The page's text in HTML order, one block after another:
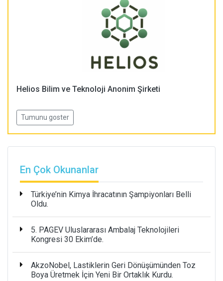
Helios Bilim ve Teknoloji Anonim Şirketi
Tumunu goster
En Çok Okunanlar
Türkiye’nin Kimya İhracatının Şampiyonları Belli
Oldu.
5. PAGEV Uluslararası Ambalaj Teknolojileri
Kongresi 30 Ekim’de.
AkzoNobel, Lastiklerin Geri Dönüşümünden Toz
Boya Üretmek İçin Yeni Bir Ortaklık Kurdu.